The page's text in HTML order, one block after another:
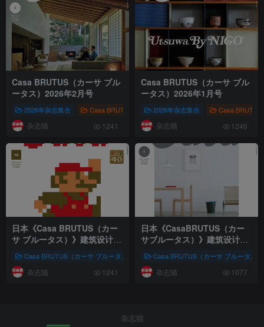
Casa BRUTUS（カーサ ブル
ータス）2026年2月号
2026年杂志集合 Casa BRUTUS（カーサ ブルータス） 室内布置
杂志猫 1241
Casa BRUTUS（カーサ ブル
ータス）2026年1月号
2026年杂志集合 Casa
杂志猫 1246
日本《Casa BRUTUS（カー
サ ブルータス）》建筑设计艺
术杂志 PDF电子版【2025年·
全年订阅】
Casa BRUTUS（カーサ ブルータス） 建筑装潢 株式会社マガジンハ
杂志猫 1241
日本《CasaBRUTUS（カー
サブルータス）》建筑设计艺
术杂志
【2024年·全年订阅】
Casa BRUTUS（カーサ ブルータス）
杂志猫 1077
杂志猫